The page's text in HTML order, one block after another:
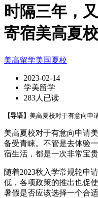
时隔三年，
寄宿美高夏
美高留学美国夏校
2023-02-14
学美留学
283人已读
【导语】 美高夏校对于有意向申
美高夏校对于有意向申请
备受青睐。不管是去体验
宿生活，都是一次非常宝贵
随着2023秋入学常规轮申
低，各项政策的推出也促
暑假是否应该选择一个合